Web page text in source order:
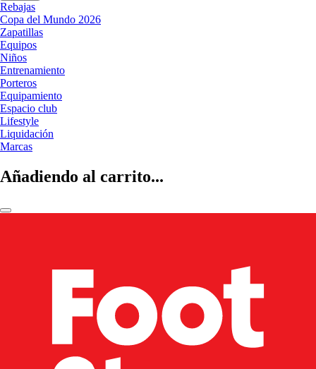
Rebajas
Copa del Mundo 2026
Zapatillas
Equipos
Niños
Entrenamiento
Porteros
Equipamiento
Espacio club
Lifestyle
Liquidación
Marcas
Añadiendo al carrito...